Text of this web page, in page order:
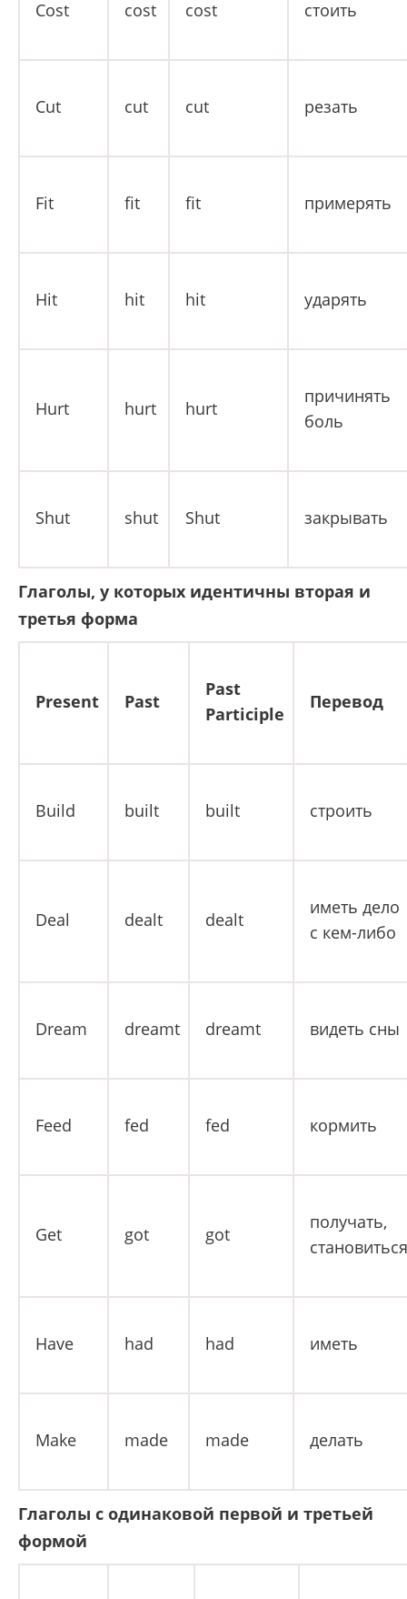
Cost cost cost стоить
Cut cut cut резать
Fit fit fit примерять
Hit hit hit ударять
Hurt hurt hurt
причинять
боль
Shut shut Shut закрывать
Глаголы, у которых идентичны вторая и
третья форма
Present Past
Past
Participle
Перевод
Build built built строить
Deal dealt dealt
иметь дело
с кем-либо
Dream dreamt dreamt видеть сны
Feed fed fed кормить
Get got got
получать,
становиться
Have had had иметь
Make made made делать
Глаголы с одинаковой первой и третьей
формой